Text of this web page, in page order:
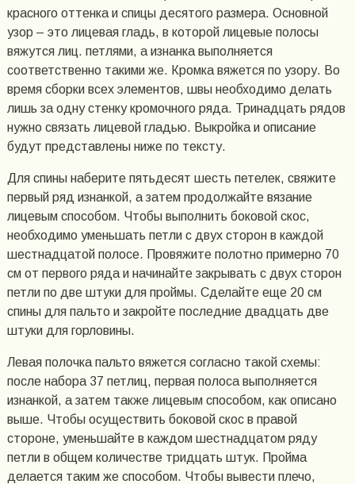
красного оттенка и спицы десятого размера. Основной
узор – это лицевая гладь, в которой лицевые полосы
вяжутся лиц. петлями, а изнанка выполняется
соответственно такими же. Кромка вяжется по узору. Во
время сборки всех элементов, швы необходимо делать
лишь за одну стенку кромочного ряда. Тринадцать рядов
нужно связать лицевой гладью. Выкройка и описание
будут представлены ниже по тексту.
Для спины наберите пятьдесят шесть петелек, свяжите
первый ряд изнанкой, а затем продолжайте вязание
лицевым способом. Чтобы выполнить боковой скос,
необходимо уменьшать петли с двух сторон в каждой
шестнадцатой полосе. Провяжите полотно примерно 70
см от первого ряда и начинайте закрывать с двух сторон
петли по две штуки для проймы. Сделайте еще 20 см
спины для пальто и закройте последние двадцать две
штуки для горловины.
Левая полочка пальто вяжется согласно такой схемы:
после набора 37 петлиц, первая полоса выполняется
изнанкой, а затем также лицевым способом, как описано
выше. Чтобы осуществить боковой скос в правой
стороне, уменьшайте в каждом шестнадцатом ряду
петли в общем количестве тридцать штук. Пройма
делается таким же способом. Чтобы вывести плечо,